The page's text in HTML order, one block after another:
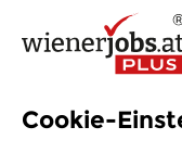
Cookie-